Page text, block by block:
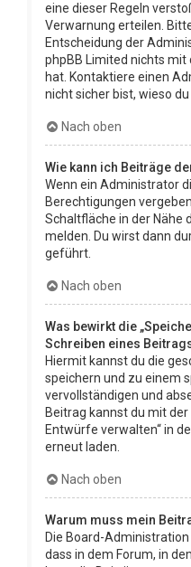
eine dieser Regeln
Verwarnung erteilen.
Entscheidung der
phpBB Limited nichts
hat. Kontaktiere einen
nicht sicher bist, wieso
Nach oben
Wie kann ich Beiträge
Wenn ein Administrator
Berechtigungen
Schaltfläche in der Nähe
melden. Du wirst dann
geführt.
Nach oben
Was bewirkt die
Schreiben eines
Hiermit kannst du die
speichern und zu einem
vervollständigen und
Beitrag kannst du mit
Entwürfe verwalten“ in
erneut laden.
Nach oben
Warum muss mein
Die Board-
dass in dem Forum, in